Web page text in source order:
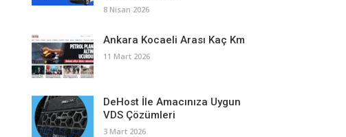
8 Nisan 2026
Ankara Kocaeli Arası Kaç Km
11 Mart 2026
DeHost İle Amacınıza Uygun
VDS Çözümleri
3 Mart 2026